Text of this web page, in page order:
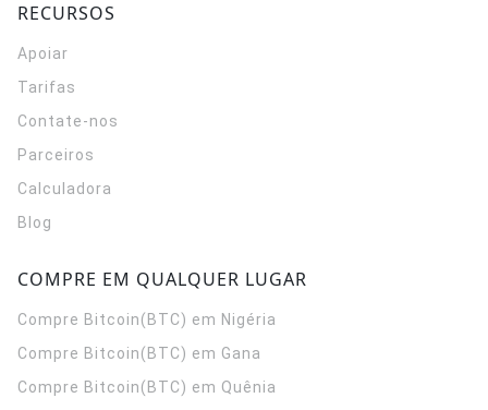
RECURSOS
Apoiar
Tarifas
Contate-nos
Parceiros
Calculadora
Blog
COMPRE EM QUALQUER LUGAR
Compre Bitcoin(BTC) em Nigéria
Compre Bitcoin(BTC) em Gana
Compre Bitcoin(BTC) em Quênia